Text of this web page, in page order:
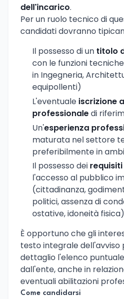
dell'incarico.
Per un ruolo tecnico di
candidati dovranno
Il possesso di un titolo
con le funzioni
in Ingegneria,
equipollenti)
L'eventuale iscrizione
professionaledi
Un'esperienza
maturata nel settore
preferibilmente in
Il possesso dei
l'accesso al pubblico
(cittadinanza,
politici, assenza di
ostative, idoneità fisica)
È opportuno che gli
testo integrale dell'avviso
dettaglio l'elenco
dall'ente, anche in
eventuali abilitazioni
Come candidarsi